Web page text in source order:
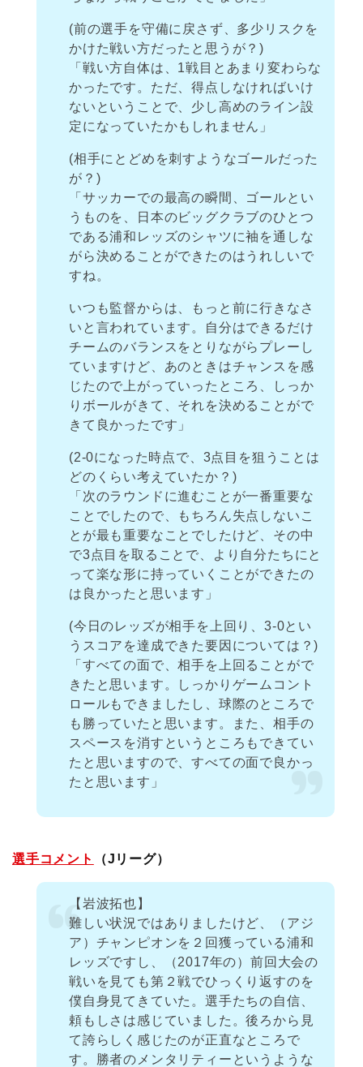
(前の選手を守備に戻さず、多少リスクを
かけた戦い方だったと思うが？)
「戦い方自体は、1戦目とあまり変わらな
かったです。ただ、得点しなければいけ
ないということで、少し高めのライン設
定になっていたかもしれません」
(相手にとどめを刺すようなゴールだった
が？)
「サッカーでの最高の瞬間、ゴールとい
うものを、日本のビッグクラブのひとつ
である浦和レッズのシャツに袖を通しな
がら決めることができたのはうれしいで
すね。
いつも監督からは、もっと前に行きなさ
いと言われています。自分はできるだけ
チームのバランスをとりながらプレーし
ていますけど、あのときはチャンスを感
じたので上がっていったところ、しっか
りボールがきて、それを決めることがで
きて良かったです」
(2-0になった時点で、3点目を狙うことは
どのくらい考えていたか？)
「次のラウンドに進むことが一番重要な
ことでしたので、もちろん失点しないこ
とが最も重要なことでしたけど、その中
で3点目を取ることで、より自分たちにと
って楽な形に持っていくことができたの
は良かったと思います」
(今日のレッズが相手を上回り、3-0とい
うスコアを達成できた要因については？)
「すべての面で、相手を上回ることがで
きたと思います。しっかりゲームコント
ロールもできましたし、球際のところで
も勝っていたと思います。また、相手の
スペースを消すというところもできてい
たと思いますので、すべての面で良かっ
たと思います」
選手コメント （Jリーグ）
【岩波拓也】
難しい状況ではありましたけど、（アジ
ア）チャンピオンを２回獲っている浦和
レッズですし、（2017年の）前回大会の
戦いを見ても第２戦でひっくり返すのを
僕自身見てきていた。選手たちの自信、
頼もしさは感じていました。後ろから見
て誇らしく感じたのが正直なところで
す。勝者のメンタリティーというような